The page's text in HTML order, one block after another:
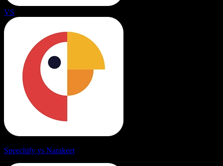
VS
Speechify vs Narakeet